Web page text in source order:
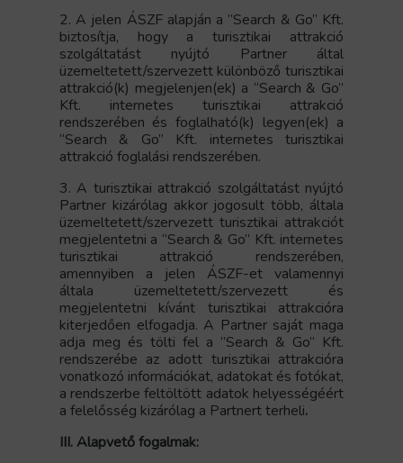
2. A jelen ÁSZF alapján a ”Search & Go” Kft.
biztosítja, hogy a turisztikai attrakció
szolgáltatást nyújtó Partner által
üzemeltetett/szervezett különböző turisztikai
attrakció(k) megjelenjen(ek) a “Search & Go”
Kft. internetes turisztikai attrakció
rendszerében és foglalható(k) legyen(ek) a
“Search & Go” Kft. internetes turisztikai
attrakció foglalási rendszerében.
3. A turisztikai attrakció szolgáltatást nyújtó
Partner kizárólag akkor jogosult több, általa
üzemeltetett/szervezett turisztikai attrakciót
megjelentetni a “Search & Go” Kft. internetes
turisztikai attrakció rendszerében,
amennyiben a jelen ÁSZF-et valamennyi
általa üzemeltetett/szervezett és
megjelentetni kívánt turisztikai attrakcióra
kiterjedően elfogadja. A Partner saját maga
adja meg és tölti fel a ”Search & Go” Kft.
rendszerébe az adott turisztikai attrakcióra
vonatkozó információkat, adatokat és fotókat,
a rendszerbe feltöltött adatok helyességéért
a felelősség kizárólag a Partnert terheli.
III. Alapvető fogalmak: